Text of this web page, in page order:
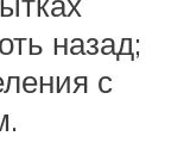
назад;
с